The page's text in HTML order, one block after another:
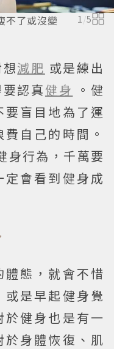
不了或沒變
1 /5
減肥 或是練出
認真健身 。健
盲目地為了運
自己的時間。
身行為，千萬要
會看到健身成
態，就會不惜
是早起健身覺
健身也是有一
身體恢復、肌